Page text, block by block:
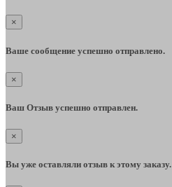
×
Ваше сообщение успешно отправлено.
×
Ваш Отзыв успешно отправлен.
×
Вы уже оставляли отзыв к этому заказу.